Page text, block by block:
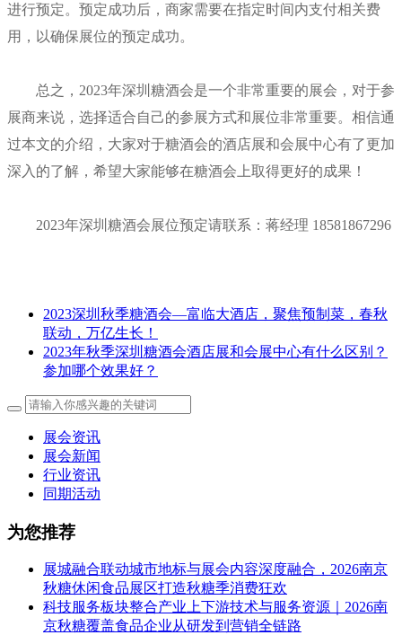
进行预定。预定成功后，商家需要在指定时间内支付相关费
用，以确保展位的预定成功。
总之，2023年深圳糖酒会是一个非常重要的展会，对于参
展商来说，选择适合自己的参展方式和展位非常重要。相信通
过本文的介绍，大家对于糖酒会的酒店展和会展中心有了更加
深入的了解，希望大家能够在糖酒会上取得更好的成果！
2023年深圳糖酒会展位预定请联系：蒋经理 18581867296
2023深圳秋季糖酒会—富临大酒店，聚焦预制菜，春秋
联动，万亿生长！
2023年秋季深圳糖酒会酒店展和会展中心有什么区别？
参加哪个效果好？
展会资讯
展会新闻
行业资讯
同期活动
为您推荐
展城融合联动城市地标与展会内容深度融合，2026南京
秋糖休闲食品展区打造秋糖季消费狂欢
科技服务板块整合产业上下游技术与服务资源｜2026南
京秋糖覆盖食品企业从研发到营销全链路